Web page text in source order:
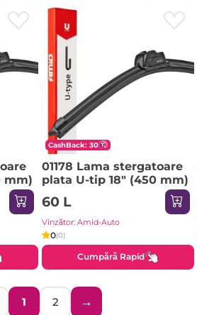
mm)
CashBack: 30
01178 Lama stergatoare
plata U-tip 18" (450 mm)
60 L
Vînzător: Amid-Auto
0(0)
Cumpără Rapid
1 2 →